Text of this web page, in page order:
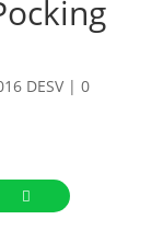
DESV| 0